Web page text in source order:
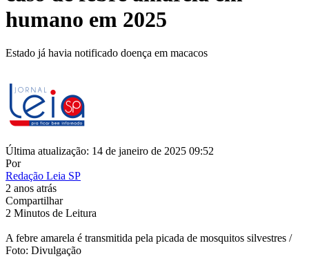
humano em 2025
Estado já havia notificado doença em macacos
Última atualização: 14 de janeiro de 2025 09:52
Por
Redação Leia SP
2 anos atrás
Compartilhar
2 Minutos de Leitura
A febre amarela é transmitida pela picada de mosquitos silvestres /
Foto: Divulgação